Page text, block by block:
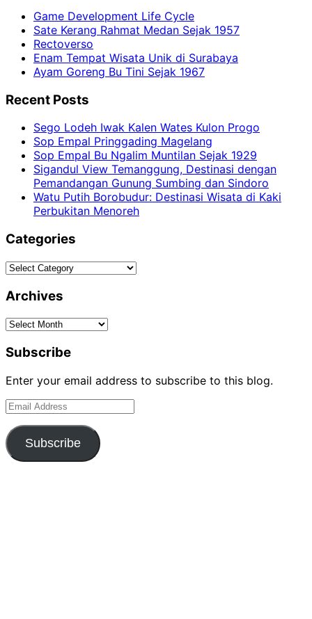
Game Development Life Cycle
Sate Kerang Rahmat Medan Sejak 1957
Rectoverso
Enam Tempat Wisata Unik di Surabaya
Ayam Goreng Bu Tini Sejak 1967
Recent Posts
Sego Lodeh Iwak Kalen Wates Kulon Progo
Sop Empal Pringgading Magelang
Sop Empal Bu Ngalim Muntilan Sejak 1929
Sigandul View Temanggung, Destinasi dengan
Pemandangan Gunung Sumbing dan Sindoro
Watu Putih Borobudur: Destinasi Wisata di Kaki
Perbukitan Menoreh
Categories
Categories
Archives
Archives
Subscribe
Enter your email address to subscribe to this blog.
Email
Address
Subscribe